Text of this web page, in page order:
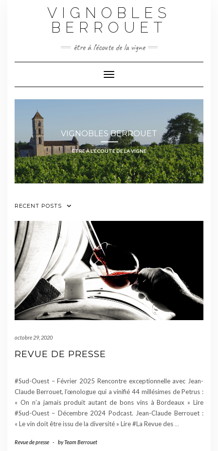
VIGNOBLES
BERROUET
être à l'écoute de la vigne
Toggle Navigation
VIGNOBLES BERROUET
ÊTRE À L'ÉCOUTE DE LA VIGNE
RECENT POSTS
octobre 29, 2020
REVUE DE PRESSE
#Sud-Ouest – Février 2025 Rencontre exceptionnelle avec Jean-
Claude Berrouet, l’œnologue qui a vinifié 44 millésimes de Petrus :
« On n’a jamais produit autant de bons vins à Bordeaux » Lire
#Sud-Ouest – Décembre 2024 Podcast. Jean-Claude Berrouet :
« Le vin doit être issu de la diversité » Lire #La Revue des…
Revue de presse - byTeam Berrouet